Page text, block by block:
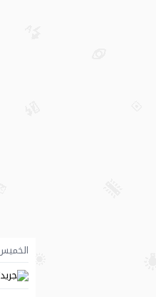
الخميس 6 أغسطس 2026 -